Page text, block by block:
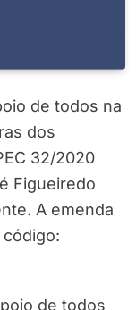
de todos na
dos
32/2020
Figueiredo
A emenda
de todos